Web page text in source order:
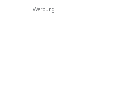
Werbung